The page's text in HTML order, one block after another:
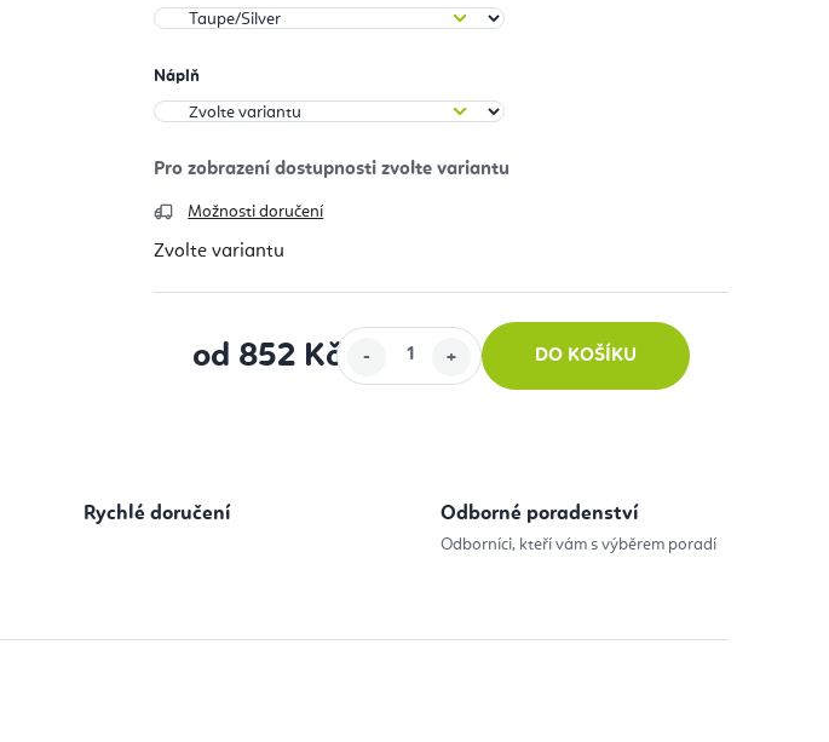
Náplň
Možnosti doručení
Zvolte variantu
od 852 Kč DO KOŠÍKU
Rychlé doručení Odborné poradenství
Odborníci, kteří vám s výběrem poradí